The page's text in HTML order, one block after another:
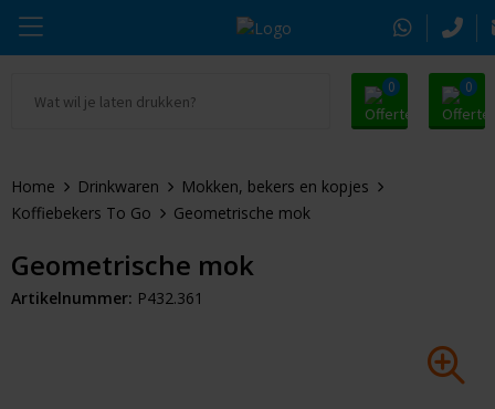
0 0
Drinkwaren
Tassen & Reizen
Alle promosnoepje
Zomer
Kerst
Thule
Alle merken
Home Drinkwaren
Mokken, bekers en kopjes
Koffiebekers To Go
Geometrische mok
Geometrische mok
Artikelnummer: P432.361